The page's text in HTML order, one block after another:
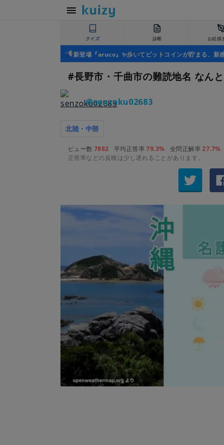
クイズ 診断 お絵描
新登場『aruco』✨歩いてビットコインが貯まる、新
#長野市・千曲市の難読地名 なん
＠senzoku02683
北陸・中部
ビュー数 7882 平均正答率79.3% 全問正解率27.7%
正答率などの反映は少し遅れることがあります。